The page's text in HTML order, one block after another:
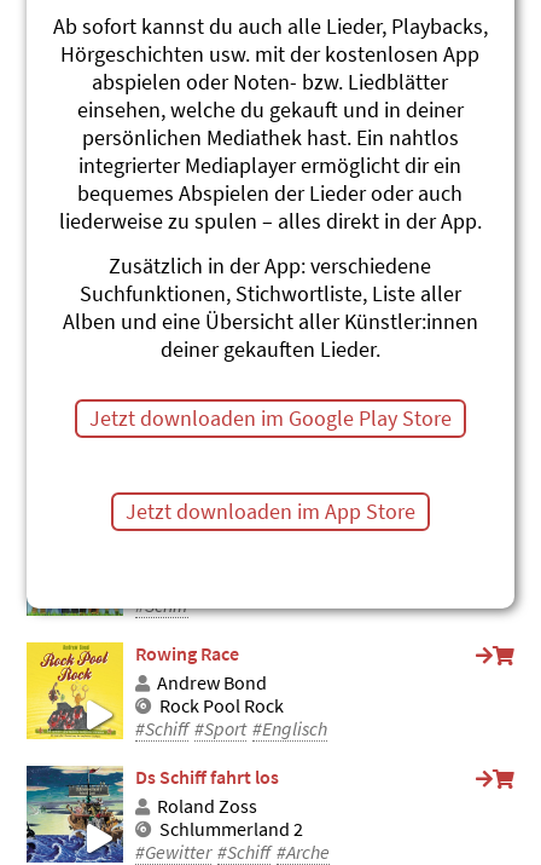
Ich han e chlyses Schiffli
Toby Frey
D'Zyt isch da!
#Schiff #Volkslied
Meerschiffkapitän
Billy & Benno
Fründe für immer
#Schiff #Meer
Miis chliine Boot schauklet
Andrew Bond
Chrüsimüsi Chräbs
#Meer #Schiff
Christian Schenker und Grüüveli
Tüüfeli
Gummiboot
#Schiff
Rowing Race
Andrew Bond
Rock Pool Rock
#Schiff #Sport #Englisch
Ds Schiff fahrt los
Roland Zoss
Schlummerland 2
#Gewitter #Schiff #Arche
Ab sofort kannst du auch alle Lieder, Playbacks,
Hörgeschichten usw. mit der kostenlosen App
abspielen oder Noten- bzw. Liedblätter
einsehen, welche du gekauft und in deiner
persönlichen Mediathek hast. Ein nahtlos
integrierter Mediaplayer ermöglicht dir ein
bequemes Abspielen der Lieder oder auch
liederweise zu spulen – alles direkt in der App.
Zusätzlich in der App: verschiedene
Suchfunktionen, Stichwortliste, Liste aller
Alben und eine Übersicht aller Künstler:innen
deiner gekauften Lieder.
Jetzt downloaden im Google Play Store
Jetzt downloaden im App Store